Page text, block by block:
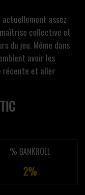
actuellement assez
maîtrise collective et
du jeu. Même dans
avoir les
récente et aller
% BANKROLL
2%